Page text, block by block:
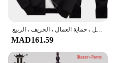
بدلة عمل رجالية بأكمام طويلة ، زي موحد من المصنع ، ملابس موقع العمل ، حماية العمال ، الخريف ، الربيع
MAD161.59